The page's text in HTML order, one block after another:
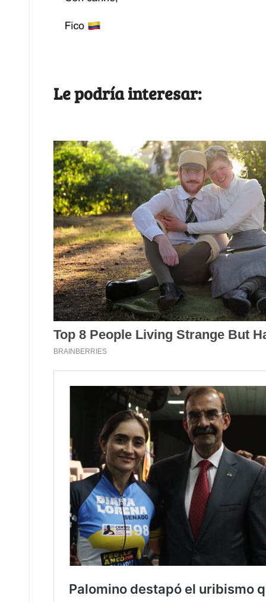
Le podría interesar: